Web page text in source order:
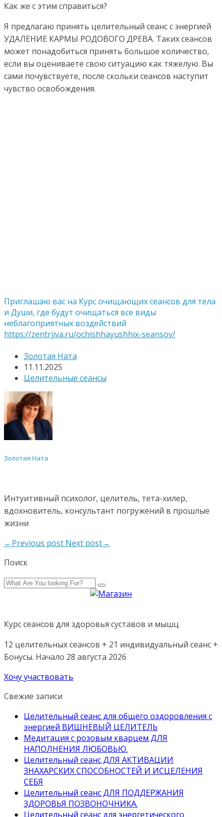
Как же с этим справиться?
Я предлагаю принять целительный сеанс с энергией
УДАЛЕНИЕ КАРМЫ РОДОВОГО ДРЕВА. Таких сеансов
может понадобиться принять большое количество,
если вы оцениваете свою ситуацию как тяжелую. Вы
сами почувствуете, после скольки сеансов наступит
чувство освобождения.
Приглашаю вас на Курс очищающих сеансов для тела
и Души, где будут очищаться все виды
неблагоприятных воздействий
https://zentrjiva.ru/ochishhayushhix-seansov/
Золотая Ната
11.11.2025
Целительные сеансы
Золотая Ната
Интуитивный психолог, целитель, тета-хилер,
вдохновитель, консультант погружений в прошлые
жизни
←Previous post Next post→
Поиск
Курс сеансов для здоровья суставов и мышц
12 целительных сеансов + 21 индивидуальный сеанс +
Бонусы. Начало 28 августа 2026
Хочу участвовать
Свежие записи
Целительный сеанс для общего оздоровления с
энергией ВИШНЁВЫЙ ЦЕЛИТЕЛЬ
Медитация с розовым кварцем ДЛЯ
НАПОЛНЕНИЯ ЛЮБОВЬЮ.
Целительный сеанс ДЛЯ АКТИВАЦИИ
ЗНАХАРСКИХ СПОСОБНОСТЕЙ И ИСЦЕЛЕНИЯ
СЕБЯ
Целительный сеанс ДЛЯ ПОДДЕРЖАНИЯ
ЗДОРОВЬЯ ПОЗВОНОЧНИКА.
Целительный сеанс для энергетического